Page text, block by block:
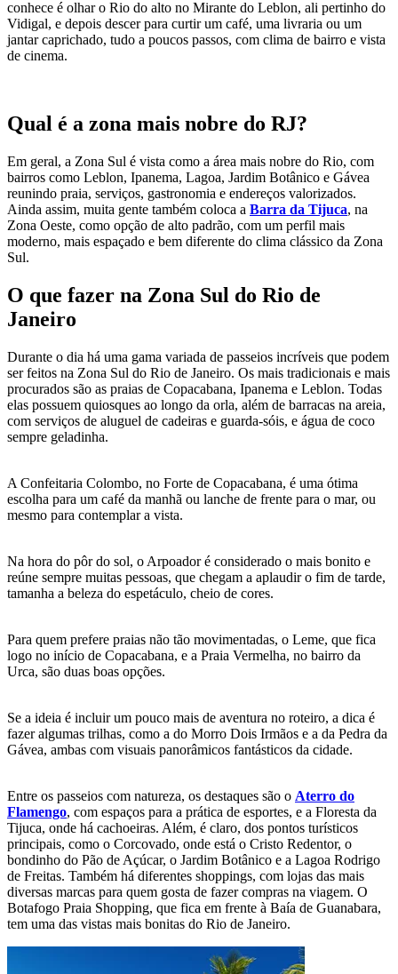
conhece é olhar o Rio do alto no Mirante do Leblon, ali pertinho do
Vidigal, e depois descer para curtir um café, uma livraria ou um
jantar caprichado, tudo a poucos passos, com clima de bairro e vista
de cinema.
Qual é a zona mais nobre do RJ?
Em geral, a Zona Sul é vista como a área mais nobre do Rio, com
bairros como Leblon, Ipanema, Lagoa, Jardim Botânico e Gávea
reunindo praia, serviços, gastronomia e endereços valorizados.
Ainda assim, muita gente também coloca a Barra da Tijuca, na
Zona Oeste, como opção de alto padrão, com um perfil mais
moderno, mais espaçado e bem diferente do clima clássico da Zona
Sul.
O que fazer na Zona Sul do Rio de
Janeiro
Durante o dia há uma gama variada de passeios incríveis que podem
ser feitos na Zona Sul do Rio de Janeiro. Os mais tradicionais e mais
procurados são as praias de Copacabana, Ipanema e Leblon. Todas
elas possuem quiosques ao longo da orla, além de barracas na areia,
com serviços de aluguel de cadeiras e guarda-sóis, e água de coco
sempre geladinha.
A Confeitaria Colombo, no Forte de Copacabana, é uma ótima
escolha para um café da manhã ou lanche de frente para o mar, ou
mesmo para contemplar a vista.
Na hora do pôr do sol, o Arpoador é considerado o mais bonito e
reúne sempre muitas pessoas, que chegam a aplaudir o fim de tarde,
tamanha a beleza do espetáculo, cheio de cores.
Para quem prefere praias não tão movimentadas, o Leme, que fica
logo no início de Copacabana, e a Praia Vermelha, no bairro da
Urca, são duas boas opções.
Se a ideia é incluir um pouco mais de aventura no roteiro, a dica é
fazer algumas trilhas, como a do Morro Dois Irmãos e a da Pedra da
Gávea, ambas com visuais panorâmicos fantásticos da cidade.
Entre os passeios com natureza, os destaques são o Aterro do
Flamengo, com espaços para a prática de esportes, e a Floresta da
Tijuca, onde há cachoeiras. Além, é claro, dos pontos turísticos
principais, como o Corcovado, onde está o Cristo Redentor, o
bondinho do Pão de Açúcar, o Jardim Botânico e a Lagoa Rodrigo
de Freitas. Também há diferentes shoppings, com lojas das mais
diversas marcas para quem gosta de fazer compras na viagem. O
Botafogo Praia Shopping, que fica em frente à Baía de Guanabara,
tem uma das vistas mais bonitas do Rio de Janeiro.